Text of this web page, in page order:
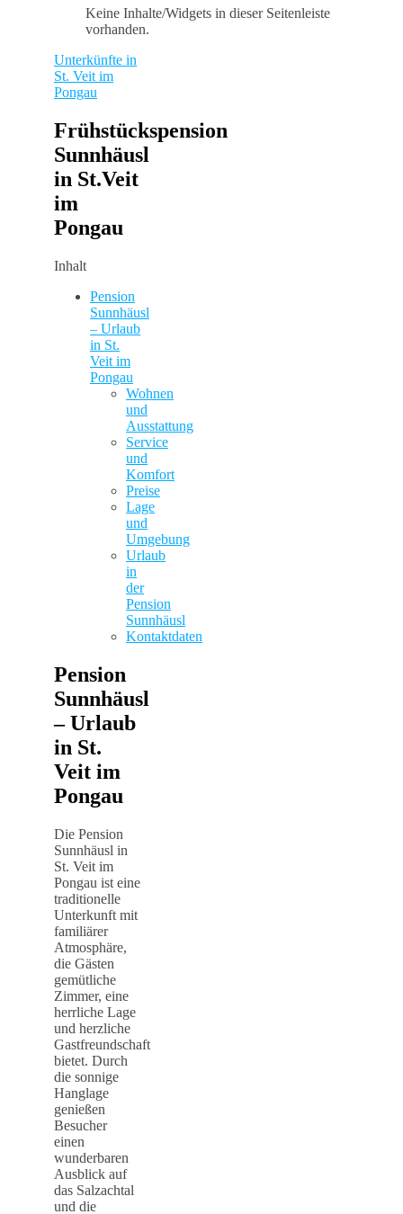
Keine Inhalte/Widgets in dieser Seitenleiste
vorhanden.
Unterkünfte in
St. Veit im
Pongau
Frühstückspension
Sunnhäusl
in St.Veit
im
Pongau
Inhalt
Pension
Sunnhäusl
– Urlaub
in St.
Veit im
Pongau
Wohnen
und
Ausstattung
Service
und
Komfort
Preise
Lage
und
Umgebung
Urlaub
in
der
Pension
Sunnhäusl
Kontaktdaten
Pension
Sunnhäusl
– Urlaub
in St.
Veit im
Pongau
Die Pension
Sunnhäusl in
St. Veit im
Pongau ist eine
traditionelle
Unterkunft mit
familiärer
Atmosphäre,
die Gästen
gemütliche
Zimmer, eine
herrliche Lage
und herzliche
Gastfreundschaft
bietet. Durch
die sonnige
Hanglage
genießen
Besucher
einen
wunderbaren
Ausblick auf
das Salzachtal
und die